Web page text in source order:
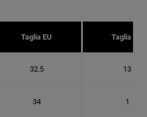
Taglia EU Taglia UK
32.5 13
34 1